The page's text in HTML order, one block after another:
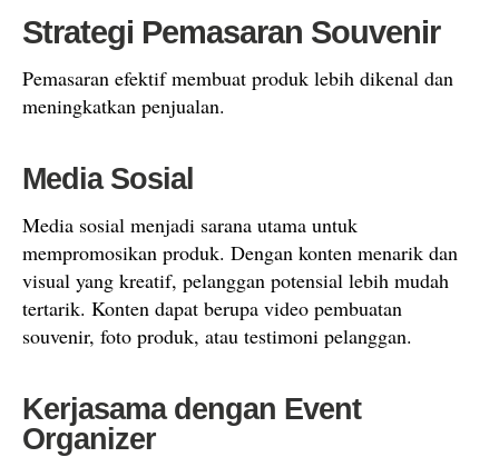
Strategi Pemasaran Souvenir
Pemasaran efektif membuat produk lebih dikenal dan
meningkatkan penjualan.
Media Sosial
Media sosial menjadi sarana utama untuk
mempromosikan produk. Dengan konten menarik dan
visual yang kreatif, pelanggan potensial lebih mudah
tertarik. Konten dapat berupa video pembuatan
souvenir, foto produk, atau testimoni pelanggan.
Kerjasama dengan Event
Organizer